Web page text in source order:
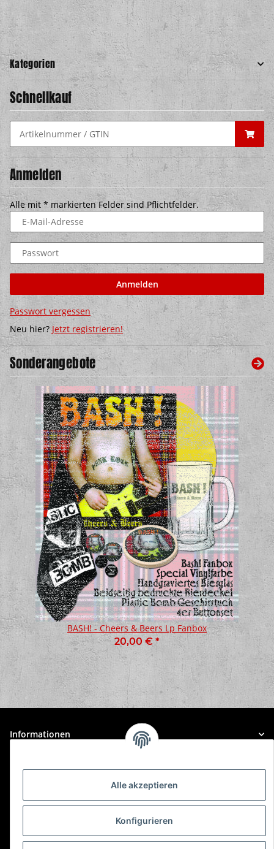
Kategorien
Schnellkauf
Anmelden
Alle mit * markierten Felder sind Pflichtfelder.
E-Mail-Adresse
Passwort
Anmelden
Passwort vergessen
Neu hier?Jetzt registrieren!
Sonderangebote
BASH! - Cheers & Beers Lp Fanbox
20,00 €*
Informationen
Gesetzliche Informationen
Alle akzeptieren
Konfigurieren